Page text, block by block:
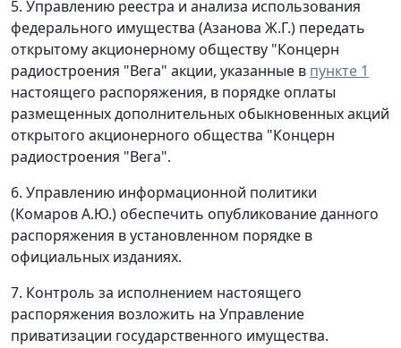
5. Управлению реестра и анализа использования
федерального имущества (Азанова Ж.Г.) передать
открытому акционерному обществу "Концерн
радиостроения "Вега" акции, указанные в пункте 1
настоящего распоряжения, в порядке оплаты
размещенных дополнительных обыкновенных акций
открытого акционерного общества "Концерн
радиостроения "Вега".
6. Управлению информационной политики
(Комаров А.Ю.) обеспечить опубликование данного
распоряжения в установленном порядке в
официальных изданиях.
7. Контроль за исполнением настоящего
распоряжения возложить на Управление
приватизации государственного имущества.